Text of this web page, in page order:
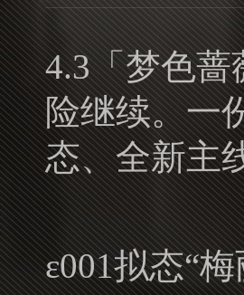
4.3「梦色
险继续。一
态、全新主
ε001拟态“